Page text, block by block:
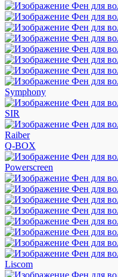
Symphony
SIR
Raiber
Q-BOX
Powerscreen
Liscom